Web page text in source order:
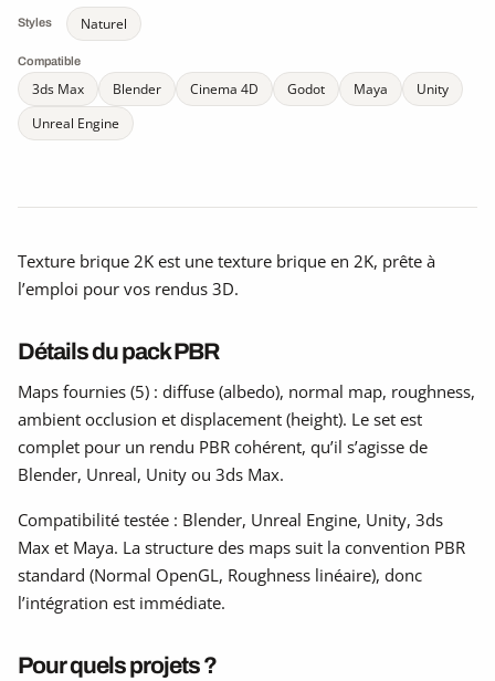
Styles Naturel
Compatible
3ds Max Blender Cinema 4D Godot Maya
Unity
Unreal Engine
Texture brique 2K est une texture brique en 2K, prête à
l’emploi pour vos rendus 3D.
Détails du pack PBR
Maps fournies (5) : diffuse (albedo), normal map, roughness,
ambient occlusion et displacement (height). Le set est
complet pour un rendu PBR cohérent, qu’il s’agisse de
Blender, Unreal, Unity ou 3ds Max.
Compatibilité testée : Blender, Unreal Engine, Unity, 3ds
Max et Maya. La structure des maps suit la convention PBR
standard (Normal OpenGL, Roughness linéaire), donc
l’intégration est immédiate.
Pour quels projets ?